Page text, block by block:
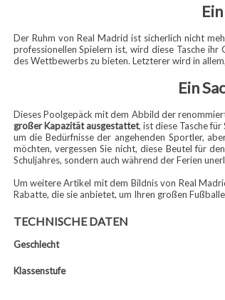
Der Ruhm von Real Madrid ist sicherlich nicht
professionellen Spielern ist, wird diese Tasche ihr
des Wettbewerbs zu bieten. Letzterer wird in
Ein
Dieses Poolgepäck mit dem Abbild der
großer Kapazität ausgestattet, ist diese Tasche
um die Bedürfnisse der angehenden Sportler,
möchten, vergessen Sie nicht, diese Beutel für
Schuljahres, sondern auch während der Ferien
Um weitere Artikel mit dem Bildnis von Real
Rabatte, die sie anbietet, um Ihren großen
TECHNISCHE DATEN
Geschlecht
Klassenstufe